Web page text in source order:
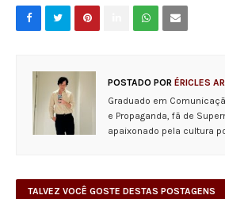
POSTADO POR ÉRICLES
Graduado em
e Propaganda, fã de
apaixonado pela cultura
TALVEZ VOCÊ GOSTE DESTAS POSTAGENS